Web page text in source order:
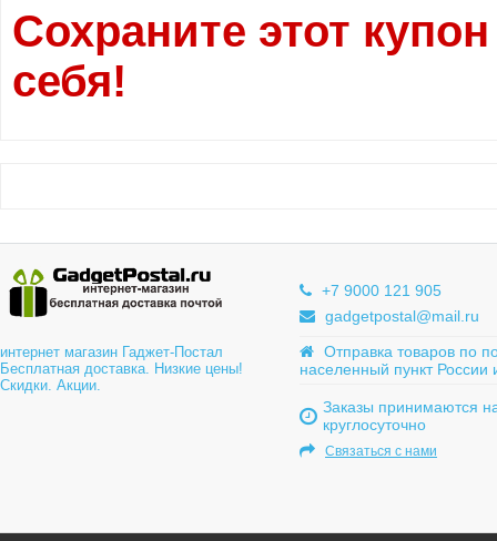
Сохраните этот
себя!
интернет магазин Гаджет-Постал
Бесплатная доставка. Низкие цены!
Скидки. Акции.
+7 9000 121 905
gadgetpostal@mail.ru
Отправка товаров по
населенный пункт России
Заказы принимаются
круглосуточно
Связаться с нами